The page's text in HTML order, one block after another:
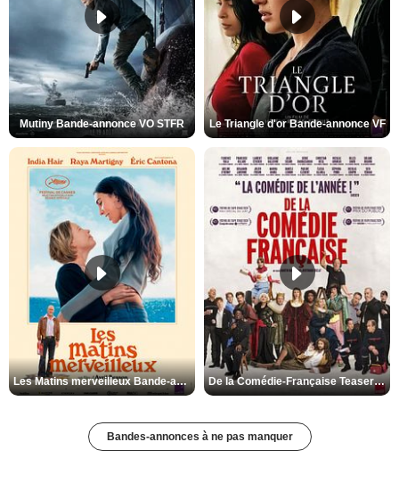
Mutiny Bande-annonce VO STFR Le Triangle d'or Bande-annonce VF
Les Matins merveilleux Bande-annonce VF De la Comédie-Française Teaser VF
Bandes-annonces à ne pas manquer